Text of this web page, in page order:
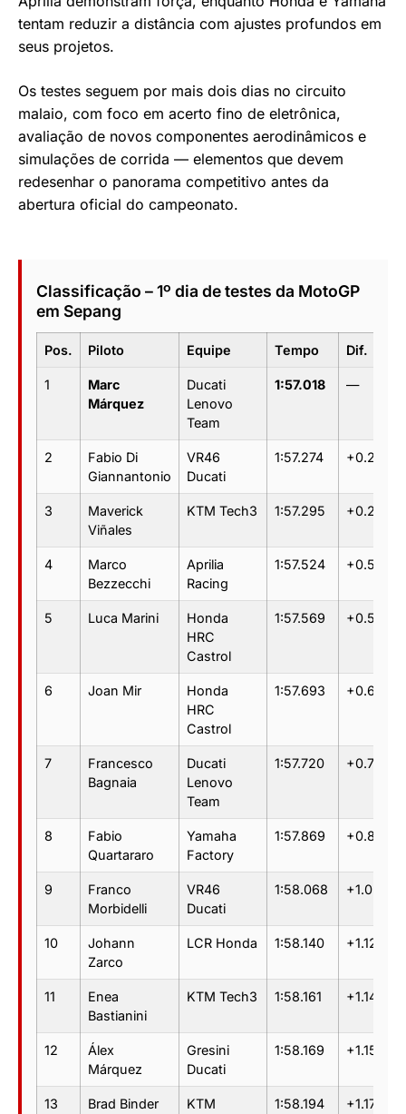
tentam reduzir a distância com ajustes profundos em
seus projetos.
Os testes seguem por mais dois dias no circuito
malaio, com foco em acerto fino de eletrônica,
avaliação de novos componentes aerodinâmicos e
simulações de corrida — elementos que devem
redesenhar o panorama competitivo antes da
abertura oficial do campeonato.
Classificação – 1º dia de testes da MotoGP
em Sepang
Pos. Piloto Equipe Tempo Dif.
1
Marc
Márquez
Ducati
Lenovo
Team
1:57.018 —
2
Fabio Di
Giannantonio
VR46
Ducati
1:57.274 +0.256
3
Maverick
Viñales
KTM Tech3 1:57.295 +0.277
4
Marco
Bezzecchi
Aprilia
Racing
1:57.524 +0.506
5 Luca Marini
Honda
HRC
Castrol
1:57.569 +0.551
6 Joan Mir
Honda
HRC
Castrol
1:57.693 +0.675
7
Francesco
Bagnaia
Ducati
Lenovo
Team
1:57.720 +0.702
8
Fabio
Quartararo
Yamaha
Factory
1:57.869 +0.851
9
Franco
Morbidelli
VR46
Ducati
1:58.068 +1.050
10
Johann
Zarco
LCR Honda 1:58.140 +1.122
11
Enea
Bastianini
KTM Tech3 1:58.161 +1.143
12
Álex
Márquez
Gresini
Ducati
1:58.169 +1.151
13 Brad Binder
KTM
1:58.194 +1.176